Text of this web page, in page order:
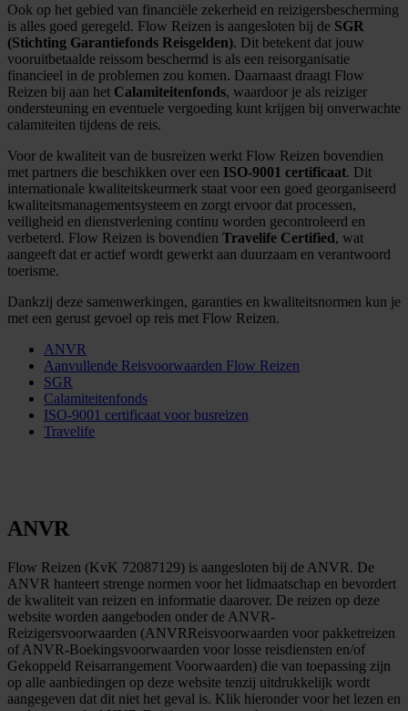
Ook op het gebied van financiële zekerheid en reizigersbescherming
is alles goed geregeld. Flow Reizen is aangesloten bij de SGR
(Stichting Garantiefonds Reisgelden). Dit betekent dat jouw
vooruitbetaalde reissom beschermd is als een reisorganisatie
financieel in de problemen zou komen. Daarnaast draagt Flow
Reizen bij aan het Calamiteitenfonds, waardoor je als reiziger
ondersteuning en eventuele vergoeding kunt krijgen bij onverwachte
calamiteiten tijdens de reis.
Voor de kwaliteit van de busreizen werkt Flow Reizen bovendien
met partners die beschikken over een ISO-9001 certificaat. Dit
internationale kwaliteitskeurmerk staat voor een goed georganiseerd
kwaliteitsmanagementsysteem en zorgt ervoor dat processen,
veiligheid en dienstverlening continu worden gecontroleerd en
verbeterd. Flow Reizen is bovendien Travelife Certified, wat
aangeeft dat er actief wordt gewerkt aan duurzaam en verantwoord
toerisme.
Dankzij deze samenwerkingen, garanties en kwaliteitsnormen kun je
met een gerust gevoel op reis met Flow Reizen.
ANVR
Aanvullende Reisvoorwaarden Flow Reizen
SGR
Calamiteitenfonds
ISO-9001 certificaat voor busreizen
Travelife
ANVR
Flow Reizen (KvK 72087129) is aangesloten bij de ANVR. De
ANVR hanteert strenge normen voor het lidmaatschap en bevordert
de kwaliteit van reizen en informatie daarover. De reizen op deze
website worden aangeboden onder de ANVR-
Reizigersvoorwaarden (ANVRReisvoorwaarden voor pakketreizen
of ANVR-Boekingsvoorwaarden voor losse reisdiensten en/of
Gekoppeld Reisarrangement Voorwaarden) die van toepassing zijn
op alle aanbiedingen op deze website tenzij uitdrukkelijk wordt
aangegeven dat dit niet het geval is. Klik hieronder voor het lezen en